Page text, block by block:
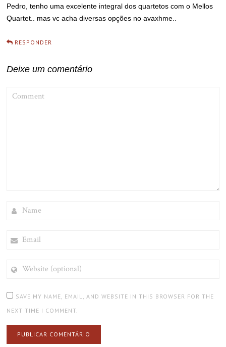
Pedro, tenho uma excelente integral dos quartetos com o Mellos
Quartet.. mas vc acha diversas opções no avaxhme..
RESPONDER
Deixe um comentário
(OPTIONAL)
SAVE MY NAME, EMAIL, AND WEBSITE IN THIS BROWSER FOR THE
NEXT TIME I COMMENT.